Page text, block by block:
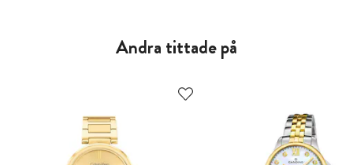
Andra tittade på